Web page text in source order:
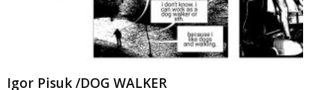
Igor Pisuk /DOG WALKER